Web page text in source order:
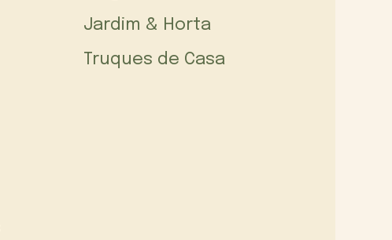
Jardim & Horta
Truques de Casa